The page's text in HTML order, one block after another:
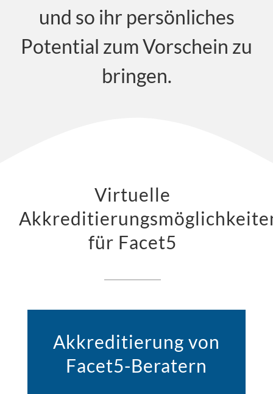
und so ihr persönliches
Potential zum Vorschein zu
bringen.
Virtuelle
für Facet5
Akkreditierung von
Facet5-Beratern